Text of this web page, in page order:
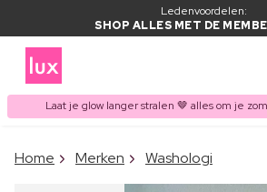
Ledenvoordelen:
SHOP ALLES MET DE
Laat je glow langer stralen 🤎 alles om je
ITEM TOEGEVOEGD AAN
WINKELMAND
Vaak samen
Home Merken Washologi